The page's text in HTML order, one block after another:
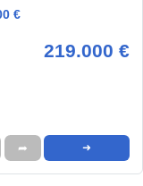
€
219.000 €
➦ ➜